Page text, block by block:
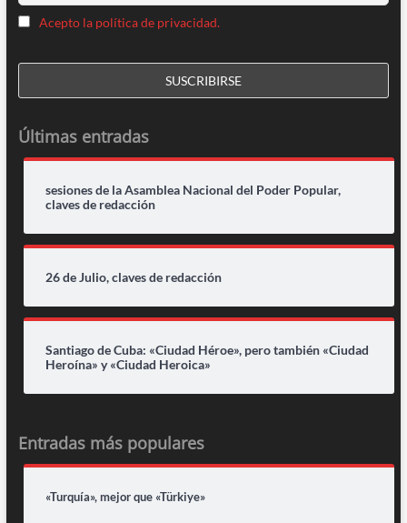
Acepto la política de privacidad.
Últimas entradas
sesiones de la Asamblea Nacional del Poder Popular,
claves de redacción
26 de Julio, claves de redacción
Santiago de Cuba: «Ciudad Héroe», pero también «Ciudad
Heroína» y «Ciudad Heroica»
Entradas más populares
«Turquía», mejor que «Türkiye»